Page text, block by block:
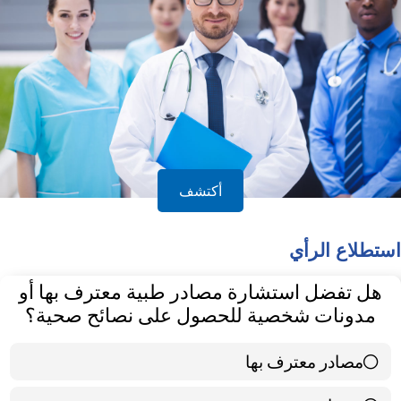
أكتشف
استطلاع الرأي
هل تفضل استشارة مصادر طبية معترف بها أو
مدونات شخصية للحصول على نصائح صحية؟
مصادر معترف بها
39 ( 65 % )